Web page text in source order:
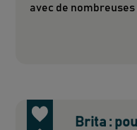
avec de
Brita :